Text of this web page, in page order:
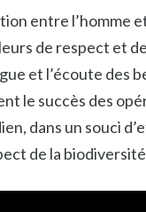
entre l’homme
de respect et
et l’écoute des
le succès des
dans un souci
de la